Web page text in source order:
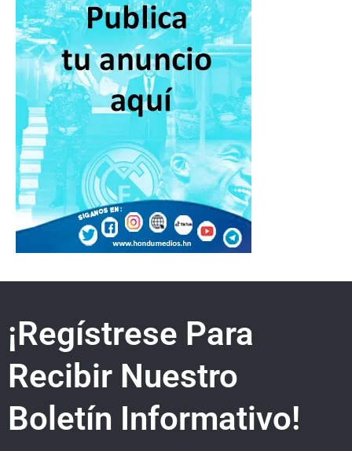
¡Regístrese Para
Recibir Nuestro
Boletín Informativo!